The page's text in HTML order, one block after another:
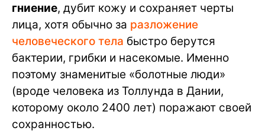
гниение, дубит кожу и сохраняет черты
лица, хотя обычно за разложение
человеческого тела быстро берутся
бактерии, грибки и насекомые. Именно
поэтому знаменитые «болотные люди»
(вроде человека из Толлунда в Дании,
которому около 2400 лет) поражают своей
сохранностью.